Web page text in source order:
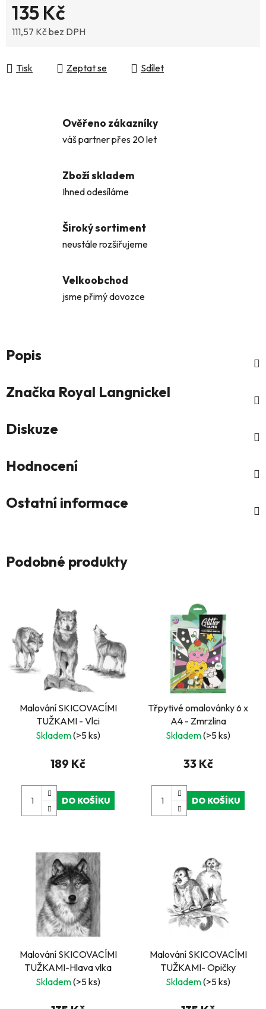
135 Kč
111,57 Kč bez DPH
Tisk
Zeptat se Sdílet
Ověřeno zákazníky
váš partner přes 20 let
Zboží skladem
Ihned odesíláme
Široký sortiment
neustále rozšiřujeme
Velkoobchod
jsme přimý dovozce
Popis
Značka Royal Langnickel
Diskuze
Hodnocení
Ostatní informace
Podobné produkty
Malování SKICOVACÍMI
TUŽKAMI - Vlci
Skladem(>5 ks)
189 Kč
DO KOŠÍKU
Třpytivé omalovánky 6 x
A4 - Zmrzlina
Skladem(>5 ks)
33 Kč
DO KOŠÍKU
Malování SKICOVACÍMI
TUŽKAMI-Hlava vlka
Skladem(>5 ks)
Malování SKICOVACÍMI
TUŽKAMI- Opičky
Skladem(>5 ks)